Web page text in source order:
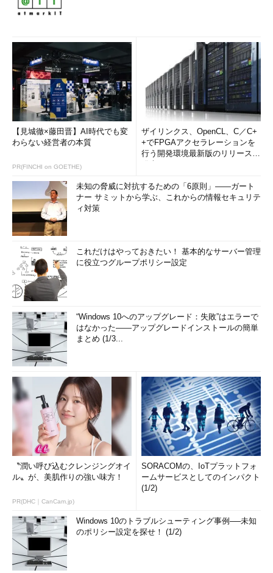
き込みキャッシュを有効にする
Windows 7のシステム修復ディスクを作成する（TIPS）
Windows 8のシステム修復ディスクを作成する（TIPS）
「Tech TIPS 」
【見城徹×藤田晋】AI時代でも変
わらない経営者の本質
PR(FINCHI on GOETHE)
ザイリンクス、OpenCL、C／C+
+でFPGAアクセラレーションを
行う開発環境最新版のリリースを
未知の脅威に対抗するための「6原則」――ガート
ナー サミットから学ぶ、これからの情報セキュリテ
ィ対策
これだけはやっておきたい！ 基本的なサーバー管理
に役立つグループポリシー設定
“Windows 10へのアップグレード：失敗”はエラーで
はなかった――アップグレードインストールの簡単
まとめ (1/3...
〝潤い呼び込むクレンジングオイ
ル〟が、美肌作りの強い味方！
PR(DHC｜CanCam.jp)
SORACOMの、IoTプラットフォ
ームサービスとしてのインパクト
(1/2)
Windows 10のトラブルシューティング事例──未知
のポリシー設定を探せ！ (1/2)